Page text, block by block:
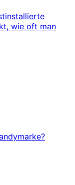
wie oft man